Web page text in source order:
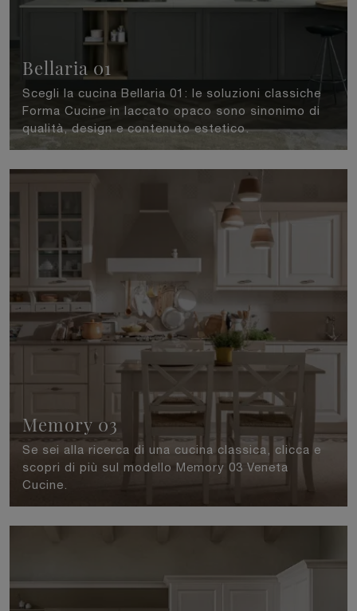
Bellaria 01
Scegli la cucina Bellaria 01: le soluzioni classiche
Forma Cucine in laccato opaco sono sinonimo di
qualità, design e contenuto estetico.
Memory 03
Se sei alla ricerca di una cucina classica, clicca e
scopri di più sul modello Memory 03 Veneta
Cucine.